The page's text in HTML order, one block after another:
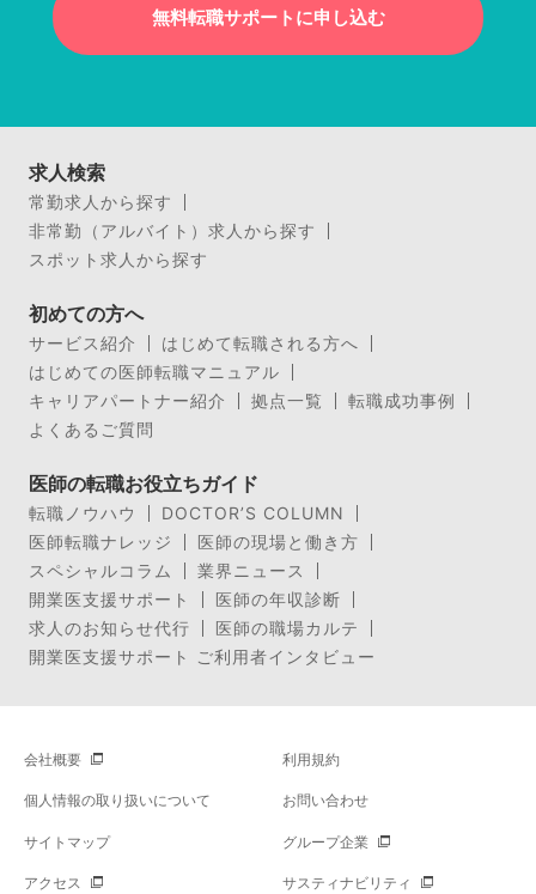
無料転職サポートに申し込む
求人検索
常勤求人から探す
非常勤（アルバイト）求人から探す
スポット求人から探す
初めての方へ
サービス紹介
はじめて転職される方へ
はじめての医師転職マニュアル
キャリアパートナー紹介
拠点一覧
転職成功事例
よくあるご質問
医師の転職お役立ちガイド
転職ノウハウ
DOCTOR’S COLUMN
医師転職ナレッジ
医師の現場と働き方
スペシャルコラム
業界ニュース
開業医支援サポート
医師の年収診断
求人のお知らせ代行
医師の職場カルテ
開業医支援サポート ご利用者インタビュー
会社概要 利用規約
個人情報の取り扱いについて お問い合わせ
サイトマップ グループ企業
アクセス サスティナビリティ